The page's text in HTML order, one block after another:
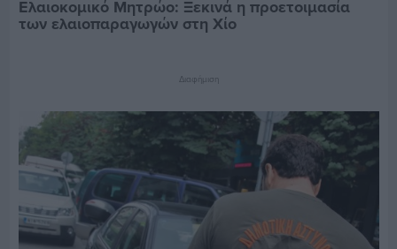
Ελαιοκομικό Μητρώο: Ξεκινά η προετοιμασία
των ελαιοπαραγωγών στη Χίο
Διαφήμιση